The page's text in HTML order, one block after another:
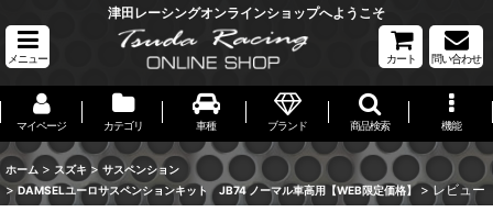
津田レーシングオンラインショップへようこそ
メニュー カート 問い合わせ
マイページ カテゴリ 車種 ブランド 商品検索 機能
ホーム > スズキ > サスペンション
> DAMSELユーロサスペンションキット JB74 ノーマル車高用【WEB限定価格】 > レビュー